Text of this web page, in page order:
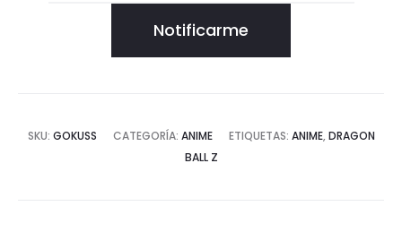
Notificarme
SKU: GOKUSS CATEGORÍA: ANIME ETIQUETAS: ANIME, DRAGON
BALL Z